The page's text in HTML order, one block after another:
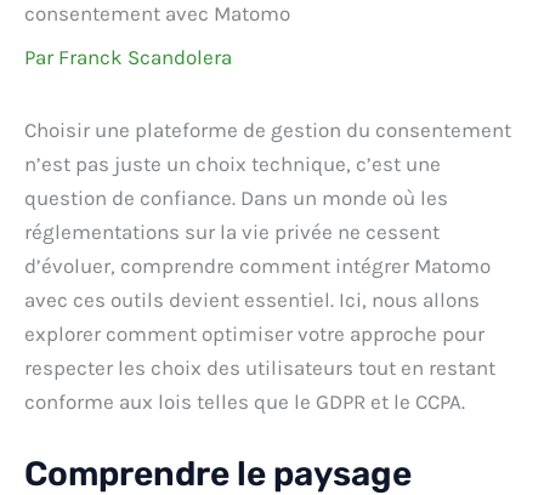
consentement avec Matomo
Par Franck Scandolera
Choisir une plateforme de gestion du consentement
n’est pas juste un choix technique, c’est une
question de confiance. Dans un monde où les
réglementations sur la vie privée ne cessent
d’évoluer, comprendre comment intégrer Matomo
avec ces outils devient essentiel. Ici, nous allons
explorer comment optimiser votre approche pour
respecter les choix des utilisateurs tout en restant
conforme aux lois telles que le GDPR et le CCPA.
Comprendre le paysage